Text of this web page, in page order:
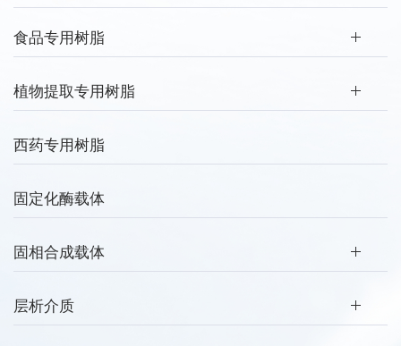
食品专用树脂
植物提取专用树脂
西药专用树脂
固定化酶载体
固相合成载体
层析介质